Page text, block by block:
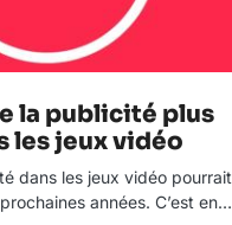
la publicité plus
les jeux vidéo
dans les jeux vidéo pourrait
années. C’est en…